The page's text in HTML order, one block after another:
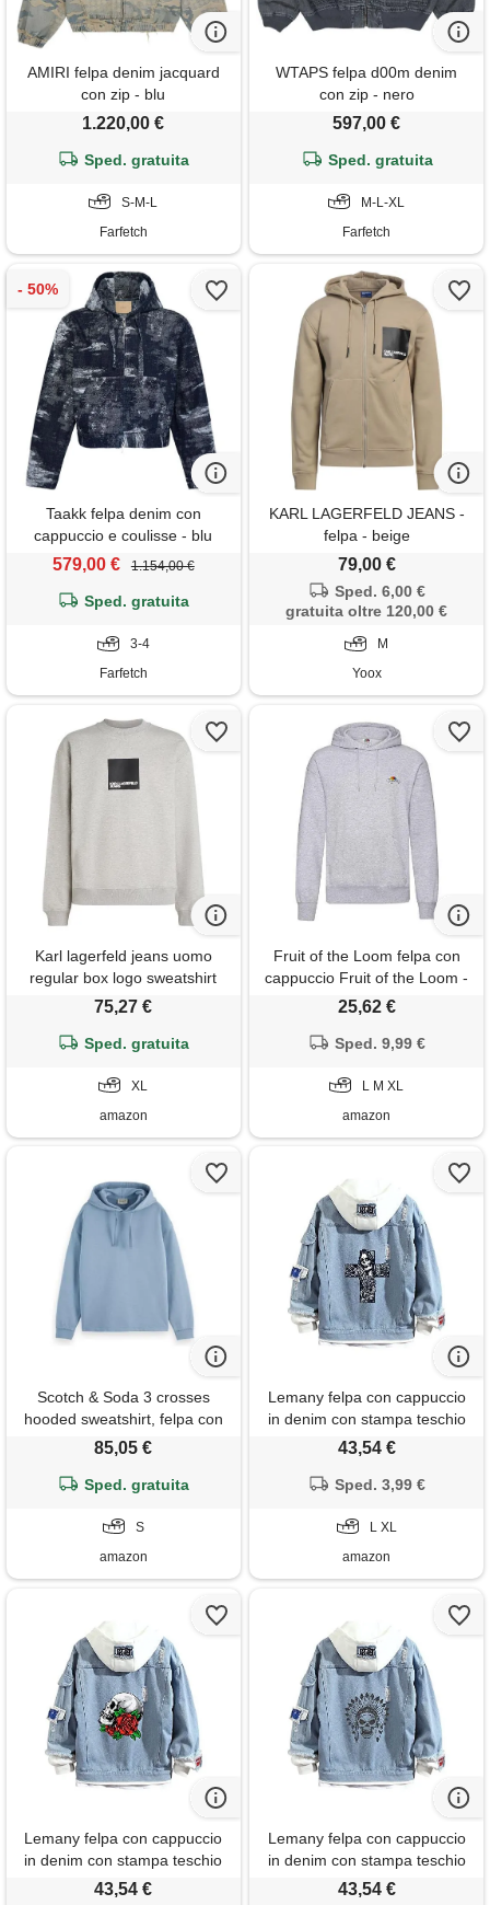
AMIRI felpa denim jacquard
con zip - blu
1.220,00 €
Sped. gratuita
S-M-L
Farfetch
WTAPS felpa d00m denim
con zip - nero
597,00 €
Sped. gratuita
M-L-XL
Farfetch
Taakk felpa denim con
cappuccio e coulisse - blu
579,00 € 1.154,00 €
Sped. gratuita
3-4
Farfetch
KARL LAGERFELD JEANS -
felpa - beige
79,00 €
Sped. 6,00 €
gratuita oltre 120,00 €
M
Yoox
Karl lagerfeld jeans uomo
regular box logo sweatshirt
light heather grey xl
75,27 €
Sped. gratuita
XL
amazon
Fruit of the Loom felpa con
cappuccio Fruit of the Loom -
logo vintage piccolo, grigio
25,62 €
Sped. 9,99 €
L M XL
amazon
Scotch & Soda 3 crosses
hooded sweatshirt, felpa con
cappuccio, uomo, faded
85,05 €
Sped. gratuita
S
amazon
Lemany felpa con cappuccio
in denim con stampa teschio
unisex felpa con cappuccio in
con cappuccio per teenager
43,54 €
Sped. 3,99 €
L XL
amazon
Lemany felpa con cappuccio
in denim con stampa teschio
unisex felpa con cappuccio in
43,54 €
Lemany felpa con cappuccio
in denim con stampa teschio
unisex felpa con cappuccio in
43,54 €